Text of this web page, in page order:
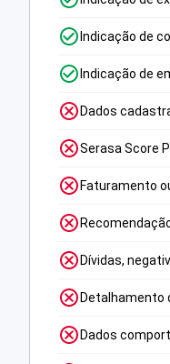
Indicação de
Indicação de
Dados
Serasa Score
Faturamento
Dívidas,
Detalhamento
Dados